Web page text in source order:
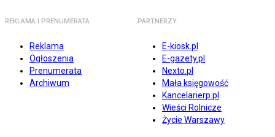
REKLAMA I PRENUMERATA
Reklama
Ogłoszenia
Prenumerata
Archiwum
PARTNERZY
E-kiosk.pl
E-gazety.pl
Nexto.pl
Mała księgowość
Kancelarierp.pl
Wieści Rolnicze
Życie Warszawy